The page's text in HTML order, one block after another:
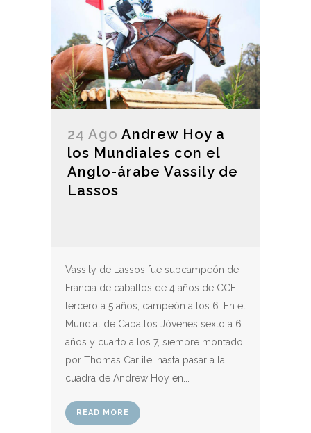
24 Ago Andrew Hoy a
los Mundiales con el
Anglo-árabe Vassily de
Lassos
Vassily de Lassos fue subcampeón de
Francia de caballos de 4 años de CCE,
tercero a 5 años, campeón a los 6. En el
Mundial de Caballos Jóvenes sexto a 6
años y cuarto a los 7, siempre montado
por Thomas Carlile, hasta pasar a la
cuadra de Andrew Hoy en...
READ MORE